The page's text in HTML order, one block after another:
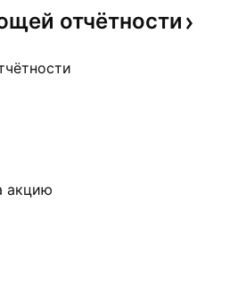
отчётности
акцию